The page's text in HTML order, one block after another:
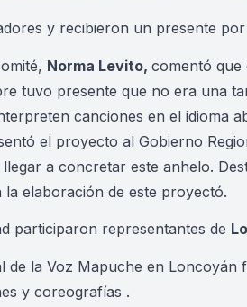
y recibieron un presente
Norma Levito, comentó que
tuvo presente que no era una
canciones en el idioma
el proyecto al Gobierno
a concretar este anhelo.
elaboración de este proyectó.
participaron representantes de
de la Voz Mapuche en
y coreografías .